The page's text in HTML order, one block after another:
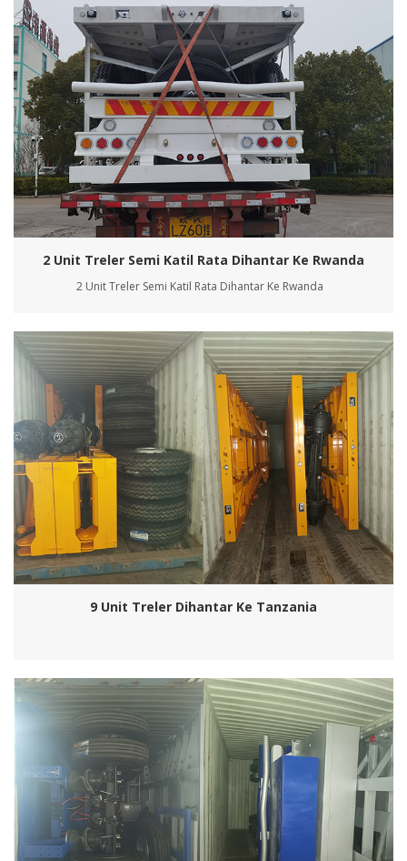
2 Unit Treler Semi Katil Rata Dihantar Ke Rwanda
2 Unit Treler Semi Katil Rata Dihantar Ke Rwanda
9 Unit Treler Dihantar Ke Tanzania